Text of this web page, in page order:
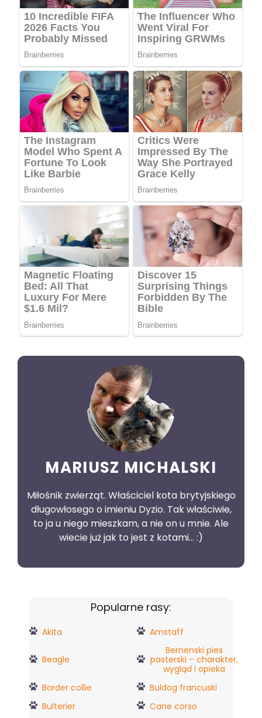
MARIUSZ MICHALSKI
Miłośnik zwierząt. Właściciel kota brytyjskiego
długowłosego o imieniu Dyzio. Tak właściwie,
to ja u niego mieszkam, a nie on u mnie. Ale
wiecie już jak to jest z kotami... :)
Popularne rasy:
Akita Amstaff
Beagle
Bernenski pies
pasterski – charakter,
wygląd i opieka
Border collie
Buldog francuski
Bulterier
Cane corso